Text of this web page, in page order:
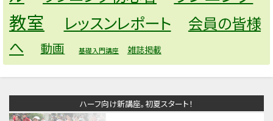
教室
レッスンレポート
会員の皆様
へ
動画 基礎入門講座 雑誌掲載
ハーフ向け新講座。初夏スタート！